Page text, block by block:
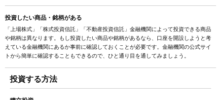
投資したい商品・銘柄がある
「上場株式」「株式投資信託」「不動産投資信託」金融機関によって投資できる商品
や銘柄は異なります。もし投資したい商品や銘柄があるなら、口座を開設しようと考
えている金融機関にあるか事前に確認しておくことが必要です。金融機関の公式サイ
トから簡単に確認することもできるので、ひと通り目を通してみましょう。
投資する方法